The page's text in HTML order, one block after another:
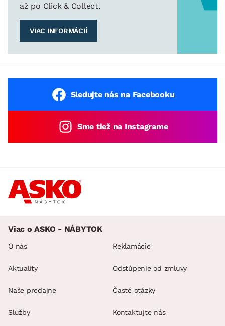
až po Click & Collect.
VIAC INFORMÁCIÍ
Sledujte nás na Facebooku
Sme tiež na Instagrame
Viac o ASKO - NÁBYTOK
O nás
Aktuality
Naše predajne
Služby
Reklamácie
Odstúpenie od zmluvy
Časté otázky
Kontaktujte nás